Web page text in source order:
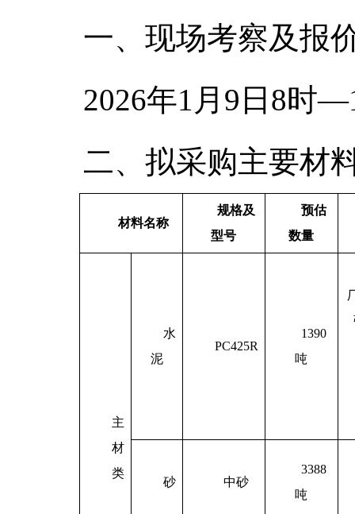
一、现场考察及报
2026年1月9日8时
二、拟采购主要材
材料名称
规格及
型号
预估
数量
主
材
类
水
泥
PC425R
1390
吨
砂 中砂
3388
吨